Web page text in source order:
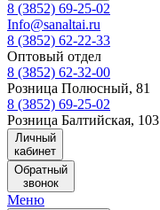
8 (3852) 69-25-02
Info@sanaltai.ru
8 (3852) 62-22-33
Оптовый отдел
8 (3852) 62-32-00
Розница Полюсный, 81
8 (3852) 69-25-02
Розница Балтийская, 103
Личный
кабинет
Обратный
звонок
Меню